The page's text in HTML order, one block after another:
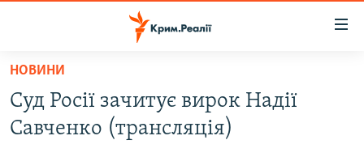
Перейти
основного
матеріалу
ВОДА.КРИМ
НОВИНИ
Суд Росії зачитує вирок Надії
Савченко (трансляція)